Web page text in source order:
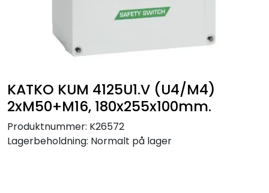
KATKO KUM 4125U1.V (U4/M4)
2xM50+M16, 180x255x100mm.
Produktnummer: K26572
Lagerbeholdning: Normalt på lager
Leverandører